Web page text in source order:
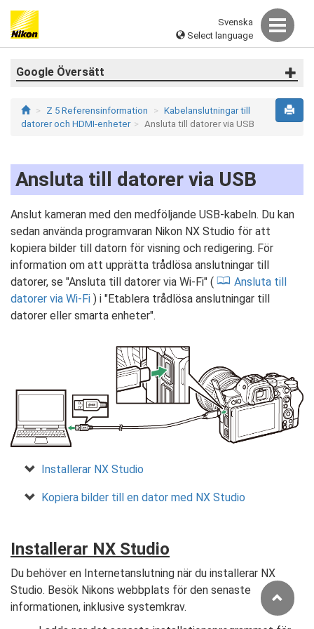
Svenska
Select language
Google Översätt
Z 5 Referensinformation
Kabelanslutningar till
datorer och HDMI-enheter
Ansluta till datorer via USB
Ansluta till datorer via USB
Anslut kameran med den medföljande USB-kabeln. Du kan
sedan använda programvaran Nikon NX Studio för att
kopiera bilder till datorn för visning och redigering. För
information om att upprätta trådlösa anslutningar till
datorer, se "Ansluta till datorer via Wi-Fi" (
Ansluta till
datorer via Wi-Fi ) i "Etablera trådlösa anslutningar till
datorer eller smarta enheter".
Installerar NX Studio
Kopiera bilder till en dator med NX Studio
Installerar NX Studio
Du behöver en Internetanslutning när du installerar NX
Studio. Besök Nikons webbplats för den senaste
informationen, inklusive systemkrav.